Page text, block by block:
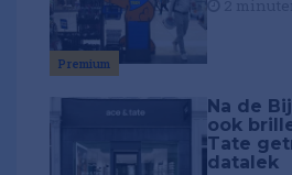
Premium
Na de
ook
Tate
datalek